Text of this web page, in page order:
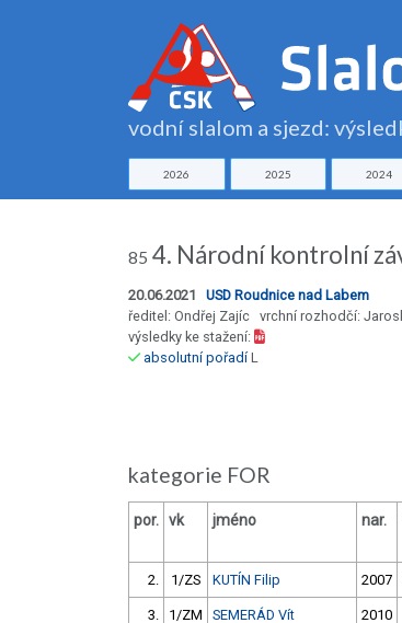
vodní slalom a sjezd:
2026 2025 2024
85 4. Národní kontrolní
20.06.2021 USD Roudnice nad Labem
ředitel: Ondřej Zajíc vrchní rozhodčí:
výsledky ke stažení:
absolutní pořadíL
kategorie FOR
por. vk jméno nar.
2. 1/ZS KUTÍN Filip 2007
3. 1/ZM SEMERÁD Vít 2010